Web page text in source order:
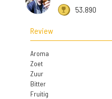
53.890
Review
Aroma
Zoet
Zuur
Bitter
Fruitig